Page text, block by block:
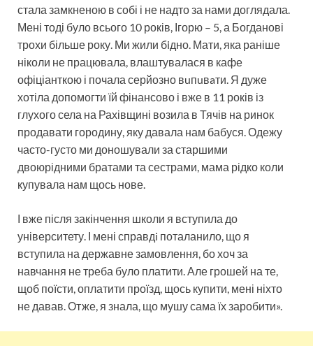
стала замкненою в собі і не надто за нами доглядала.
Мені тоді було всього 10 років, Ігорю – 5, а Богданові
трохи більше року. Ми жили бiдно. Мати, яка раніше
ніколи не працювала, влаштувалася в кафе
офіціанткою і почала серйозно вuпuвaти. Я дуже
хотіла допомогти їй фінансово і вже в 11 років із
глухого села на Рахівщині возила в Тячів на ринок
продавати городину, яку давала нам бабуся. Одежу
часто-густо ми доношували за старшими
двоюрідними братами та сестрами, мама рідко коли
купувала нам щось нове.
І вже після закінчення школи я вступила до
університету. І мені справдi поталанило, що я
вступила на державне замовлення, бо хоч за
навчання не треба було платити. Але грошей на те,
щоб поїсти, оплатити проїзд, щось купити, мені ніхто
не давав. Отже, я знала, що мушу сама їх заробити».